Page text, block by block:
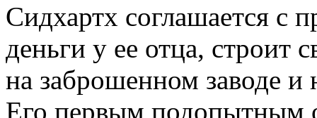
Сидхартх соглашается с
деньги у ее отца, строит
на заброшенном заводе и
Его первым подопытным